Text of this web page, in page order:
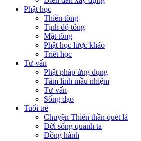
Phật học
Thiền tông
Tịnh độ tông
Mật tông
Phật học lược khảo
Triết học
Tư vấn
Phật pháp ứng dụng
Tâm linh mầu nhiệm
Tư vấn
Sống đạo
Tuổi trẻ
Chuyện Thiên thần quét lá
Đời sống quanh ta
Đồng hành